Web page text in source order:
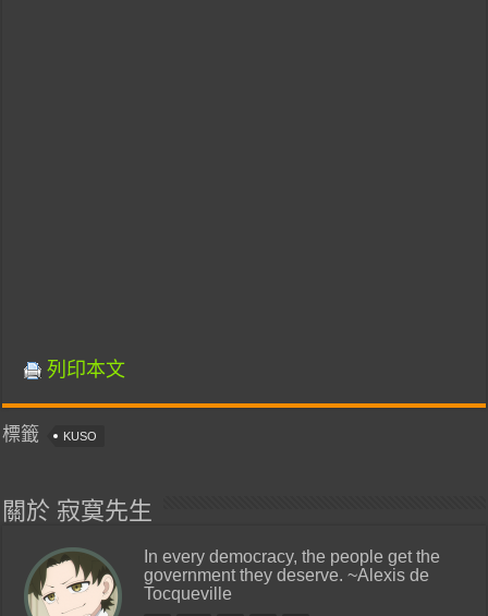
列印本文
標籤 KUSO
關於 寂寞先生
In every democracy, the people get the
government they deserve. ~Alexis de
Tocqueville